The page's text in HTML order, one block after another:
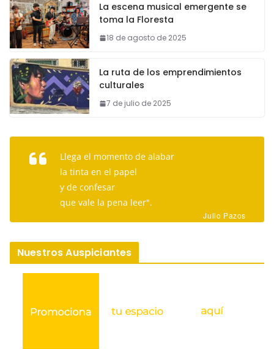
La escena musical emergente se
toma la Floresta
18 de agosto de 2025
La ruta de los emprendimientos
culturales
7 de julio de 2025
Llega el momento de alabar
la tinta en el papel
y de confesar
que vale la pena leer".
Julio Pazos
Nuestros Auspiciantes